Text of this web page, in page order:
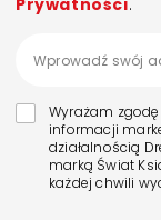
Prywatności.
Wyrażam
informacji
działalnością
marką Świat
każdej chwili